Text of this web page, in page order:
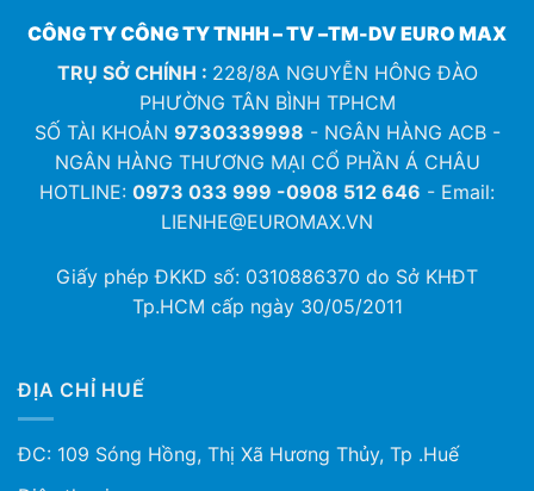
CÔNG TY CÔNG TY TNHH – TV –TM-DV EURO MAX
TRỤ SỞ CHÍNH : 228/8A NGUYỄN HÔNG ĐÀO
PHƯỜNG TÂN BÌNH TPHCM
SỐ TÀI KHOẢN 9730339998 - NGÂN HÀNG ACB -
NGÂN HÀNG THƯƠNG MẠI CỔ PHẦN Á CHÂU
HOTLINE: 0973 033 999 -0908 512 646 - Email:
LIENHE@EUROMAX.VN
Giấy phép ĐKKD số: 0310886370 do Sở KHĐT
Tp.HCM cấp ngày 30/05/2011
ĐỊA CHỈ HUẾ
ĐC: 109 Sóng Hồng, Thị Xã Hương Thủy, Tp .Huế